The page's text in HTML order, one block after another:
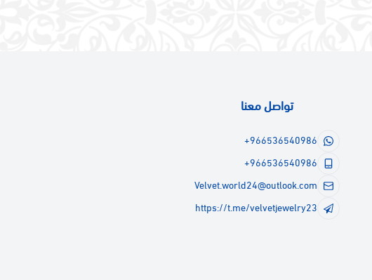
تواصل معنا
+966536540986
+966536540986
Velvet.world24@outlook.com
https://t.me/velvetjewelry23